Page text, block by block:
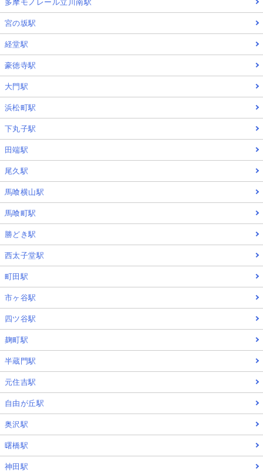
多摩モノレール立川南駅
宮の坂駅
経堂駅
豪徳寺駅
大門駅
浜松町駅
下丸子駅
田端駅
尾久駅
馬喰横山駅
馬喰町駅
勝どき駅
西太子堂駅
町田駅
市ヶ谷駅
四ツ谷駅
麹町駅
半蔵門駅
元住吉駅
自由が丘駅
奥沢駅
曙橋駅
神田駅